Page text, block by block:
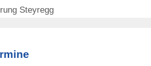
Steyregg